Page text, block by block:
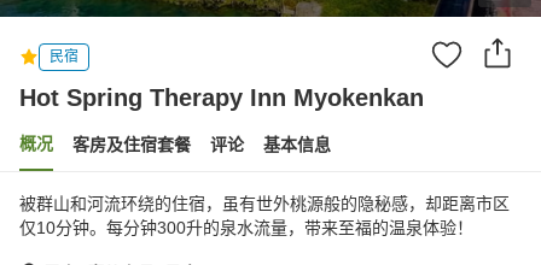
民宿
Hot Spring Therapy Inn Myokenkan
概况 客房及住宿套餐 评论 基本信息
被群山和河流环绕的住宿，虽有世外桃源般的隐秘感，却距离市区
仅10分钟。每分钟300升的泉水流量，带来至福的温泉体验！